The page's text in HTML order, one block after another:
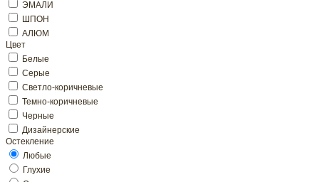
ЭМАЛИ
ШПОН
АЛЮМ
Цвет
Белые
Серые
Светло-коричневые
Темно-коричневые
Черные
Дизайнерские
Остекление
Любые
Глухие